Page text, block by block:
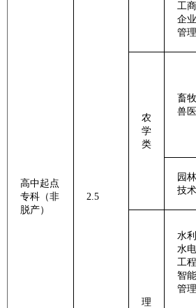
高中起点
专科（非
脱产）
2.5
工商
企业
管理
农
学
类
畜牧
兽医
园林
技术
理
水利
水电
工程
智能
管理